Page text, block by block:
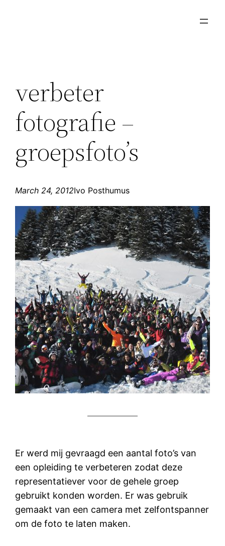
verbeter
fotografie –
groepsfoto’s
March 24, 2012Ivo Posthumus
Er werd mij gevraagd een aantal foto’s van
een opleiding te verbeteren zodat deze
representatiever voor de gehele groep
gebruikt konden worden. Er was gebruik
gemaakt van een camera met zelfontspanner
om de foto te laten maken.